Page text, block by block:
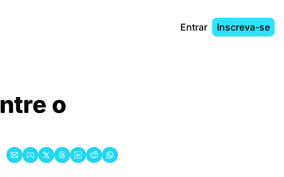
Entrar Inscreva-se
o